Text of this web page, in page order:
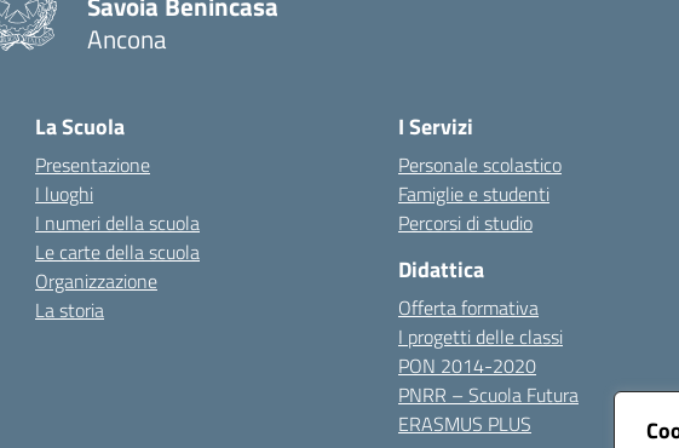
Ancona
La Scuola
Presentazione
I luoghi
I numeri della scuola
Le carte della scuola
Organizzazione
La storia
I Servizi
Personale scolastico
Famiglie e studenti
Percorsi di studio
Didattica
Offerta formativa
I progetti delle classi
PON 2014-2020
PNRR – Scuola Futura
ERASMUS PLUS